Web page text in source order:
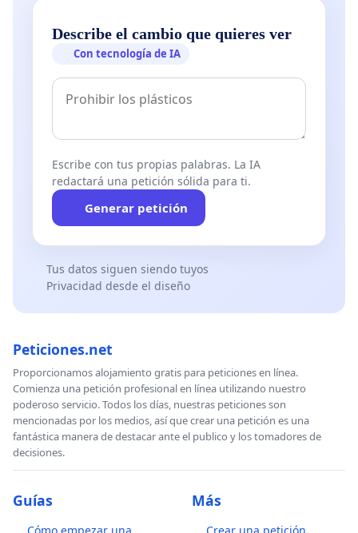
Describe el cambio que quieres ver
Con tecnología de IA
Escribe con tus propias palabras. La IA
redactará una petición sólida para ti.
Generar petición
Tus datos siguen siendo tuyos
Privacidad desde el diseño
Peticiones.net
Proporcionamos alojamiento gratis para peticiones en línea.
Comienza una petición profesional en línea utilizando nuestro
poderoso servicio. Todos los días, nuestras peticiones son
mencionadas por los medios, así que crear una petición es una
fantástica manera de destacar ante el publico y los tomadores de
decisiones.
Guías Más